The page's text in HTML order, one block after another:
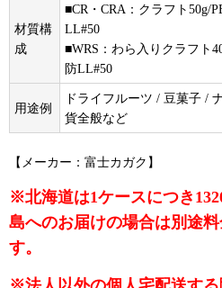
材質構
成
■CR・CRA：クラフト50g/
LL#50
■WRS：わら入りクラフト
防LL#50
用途例
ドライフルーツ / 豆菓子 /
貨全般など
【メーカー：富士カガク】
※北海道は1ケースにつき
島へのお届けの場合は別途
す。